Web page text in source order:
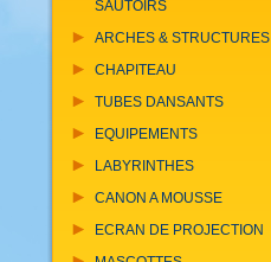
SAUTOIRS
ARCHES & STRUCTURES
CHAPITEAU
TUBES DANSANTS
EQUIPEMENTS
LABYRINTHES
CANON A MOUSSE
ECRAN DE PROJECTION